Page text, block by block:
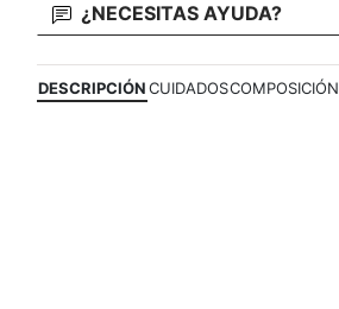
¿NECESITAS AYUDA?
DESCRIPCIÓNCUIDADOSCOMPOSICIÓN